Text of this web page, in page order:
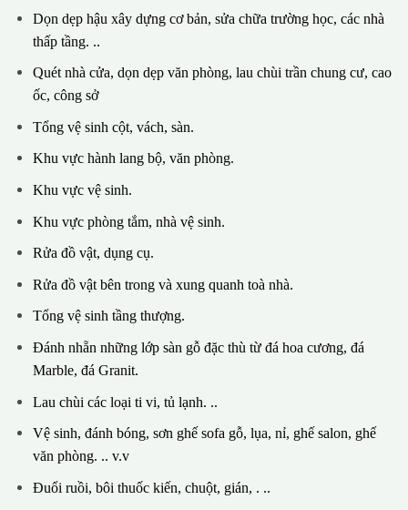
Dọn dẹp hậu xây dựng cơ bản, sửa chữa trường học, các nhà
thấp tầng. ..
Quét nhà cửa, dọn dẹp văn phòng, lau chùi trần chung cư, cao
ốc, công sở
Tổng vệ sinh cột, vách, sàn.
Khu vực hành lang bộ, văn phòng.
Khu vực vệ sinh.
Khu vực phòng tắm, nhà vệ sinh.
Rửa đồ vật, dụng cụ.
Rửa đồ vật bên trong và xung quanh toà nhà.
Tổng vệ sinh tầng thượng.
Đánh nhẵn những lớp sàn gỗ đặc thù từ đá hoa cương, đá
Marble, đá Granit.
Lau chùi các loại ti vi, tủ lạnh. ..
Vệ sinh, đánh bóng, sơn ghế sofa gỗ, lụa, nỉ, ghế salon, ghế
văn phòng. .. v.v
Đuổi ruồi, bôi thuốc kiến, chuột, gián, . ..